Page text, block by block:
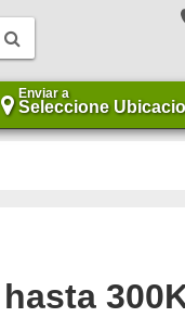
Enviar a
Seleccione